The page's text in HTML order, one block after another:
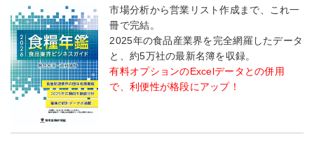
市場分析から営業リスト作成まで、これ一
冊で完結。
2025年の食品産業界を完全網羅したデータ
と、約5万社の最新名簿を収録。
有料オプションのExcelデータとの併用
で、利便性が格段にアップ！